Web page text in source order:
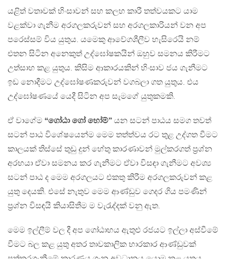
යළිත් වතාවක් හිංසාවන් සහ කලහ කාරී තත්වයකට යාම
වළක්වා ගැනීම අරගලකරුවන් සහ අරගලකාරියන් වන අප
පරෙස්සම් විය යුතුය. යමෙකු ආවේගශීලීව හැසිරෙයි නම්
එතන සිටින අනෙකුත් උද්ඝෝෂකයින් ඔහුව සමනය කිරීමට
උත්සාහ කළ යුතුය. කිසිම ආකාරයකින් හිංසාව ජය ගැනීමට
ඉඩ නොදීමට උද්ඝෝෂණකරුවන් වගබලා ගත යුතුය. එය
උද්ඝෝෂණයේ යෙදී සිටින අප සැමගේ යුතුකමකි.
ඒ වාගේම “ගෝඨා ගෝ හෝම්” යන සටන් පාඨය සමග තවත්
සටන් පාඨ විශේෂයෙන්ම මෙම තත්ත්වය රට තුළ උද්ගත වීමට
කාලයක් තිස්සේ තුඩු දුන් හේතු කාරණාවන් මුල්කරගත් ප්‍රශ්න
අරභයා ඒවා සමනය කර ගැනීමට ඒවා විසඳා ගැනීමට අවශ්‍ය
සටන් පාඨ ද මෙම අරගලයට එකතු කිරීම අරගලකරුවන් කළ
යුතු දෙයකි. එසේ නැතුව මෙම ආණ්ඩුව ගෙදර ගිය පමණින්
ප්‍රශ්න විසඳයි කියාසිතීම ම වැරැද්දක් වනු ඇත.
මෙම ඉල්ලීම් වල දී අප ගෝඨාභය ඇතුළු රජයට ඉල්ලා අස්වීමේ
වීමට බල කළ යුතු අතර තාවකාලික භාරකාර ආණ්ඩුවක්